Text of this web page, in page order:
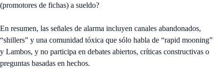
(promotores de fichas) a sueldo?
En resumen, las señales de alarma incluyen canales abandonados,
“shillers” y una comunidad tóxica que sólo habla de “rapid mooning”
y Lambos, y no participa en debates abiertos, críticas constructivas o
preguntas basadas en hechos.